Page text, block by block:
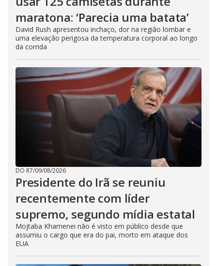
maratona: ‘Parecia uma batata’
David Rush apresentou inchaço, dor na região lombar e
uma elevação perigosa da temperatura corporal ao longo
da corrida
DO R7/09/08/2026
Presidente do Irã se reuniu
recentemente com líder
supremo, segundo mídia estatal
Mojtaba Khamenei não é visto em público desde que
assumiu o cargo que era do pai, morto em ataque dos
EUA